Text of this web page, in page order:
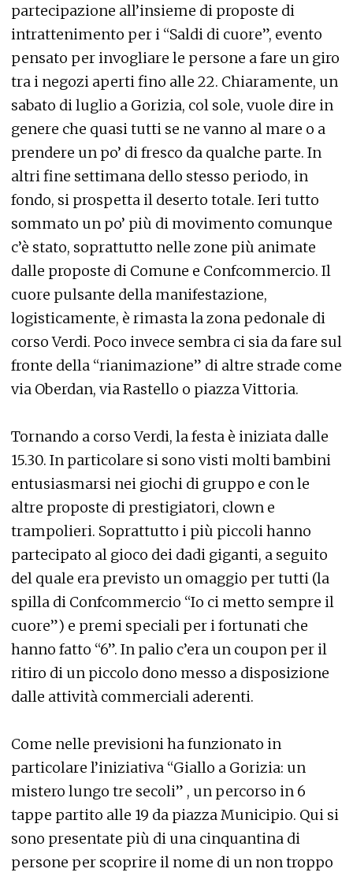
partecipazione all’insieme di proposte di
intrattenimento per i “Saldi di cuore”, evento
pensato per invogliare le persone a fare un giro
tra i negozi aperti fino alle 22. Chiaramente, un
sabato di luglio a Gorizia, col sole, vuole dire in
genere che quasi tutti se ne vanno al mare o a
prendere un po’ di fresco da qualche parte. In
altri fine settimana dello stesso periodo, in
fondo, si prospetta il deserto totale. Ieri tutto
sommato un po’ più di movimento comunque
c’è stato, soprattutto nelle zone più animate
dalle proposte di Comune e Confcommercio. Il
cuore pulsante della manifestazione,
logisticamente, è rimasta la zona pedonale di
corso Verdi. Poco invece sembra ci sia da fare sul
fronte della “rianimazione” di altre strade come
via Oberdan, via Rastello o piazza Vittoria.
Tornando a corso Verdi, la festa è iniziata dalle
15.30. In particolare si sono visti molti bambini
entusiasmarsi nei giochi di gruppo e con le
altre proposte di prestigiatori, clown e
trampolieri. Soprattutto i più piccoli hanno
partecipato al gioco dei dadi giganti, a seguito
del quale era previsto un omaggio per tutti (la
spilla di Confcommercio “Io ci metto sempre il
cuore”) e premi speciali per i fortunati che
hanno fatto “6”. In palio c’era un coupon per il
ritiro di un piccolo dono messo a disposizione
dalle attività commerciali aderenti.
Come nelle previsioni ha funzionato in
particolare l’iniziativa “Giallo a Gorizia: un
mistero lungo tre secoli” , un percorso in 6
tappe partito alle 19 da piazza Municipio. Qui si
sono presentate più di una cinquantina di
persone per scoprire il nome di un non troppo